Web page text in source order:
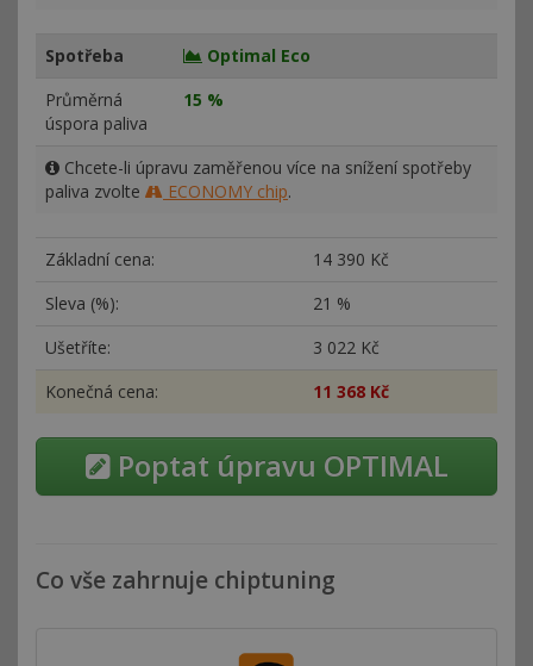
Spotřeba
Optimal Eco
Průměrná
úspora paliva
15 %
Chcete-li úpravu zaměřenou více na snížení spotřeby
paliva zvolte
ECONOMY chip.
Základní cena: 14 390 Kč
Sleva (%):
21 %
Ušetříte:
3 022 Kč
Konečná cena:
11 368 Kč
Poptat úpravu OPTIMAL
Co vše zahrnuje chiptuning